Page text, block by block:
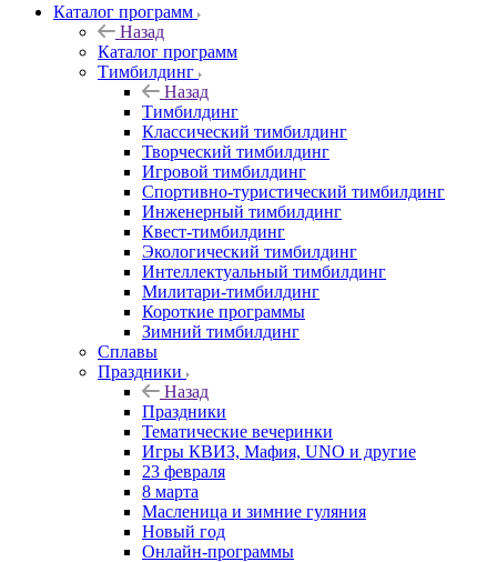
Каталог программ
Назад
Каталог программ
Тимбилдинг
Назад
Тимбилдинг
Классический тимбилдинг
Творческий тимбилдинг
Игровой тимбилдинг
Спортивно-туристический тимбилдинг
Инженерный тимбилдинг
Квест-тимбилдинг
Экологический тимбилдинг
Интеллектуальный тимбилдинг
Милитари-тимбилдинг
Короткие программы
Зимний тимбилдинг
Сплавы
Праздники
Назад
Праздники
Тематические вечеринки
Игры КВИЗ, Мафия, UNO и другие
23 февраля
8 марта
Масленица и зимние гуляния
Новый год
Онлайн-программы